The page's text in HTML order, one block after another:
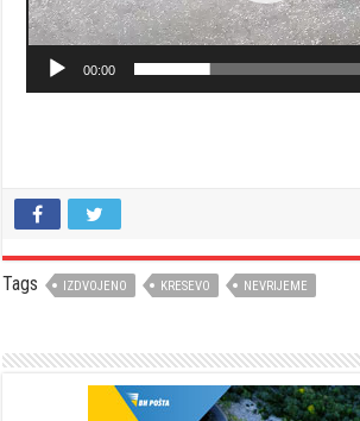
00:00
Tags IZDVOJENO KRESEVO NEVRIJEME